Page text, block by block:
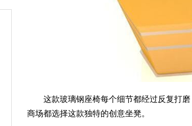
这款玻璃钢座椅每个细节都经过反复打磨
商场都选择这款独特的创意坐凳。